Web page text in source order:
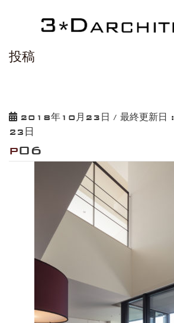
投稿
2018年10月23日 / 最終更新日 :
23日
p06